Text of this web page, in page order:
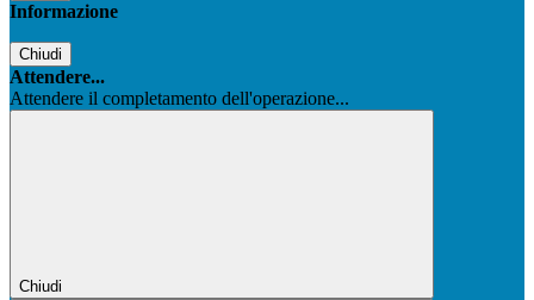
Informazione
Chiudi
Attendere...
Attendere il completamento dell'operazione...
Chiudi